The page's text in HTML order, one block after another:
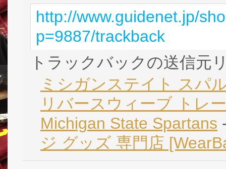
http://www.guidenet.jp/
p=9887/trackback
トラックバックの送信元
ミシガンステイト スパ
リバースウィーブ トレ
Michigan State Spartans
ジ グッズ 専門店